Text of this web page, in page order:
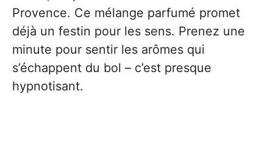
Provence. Ce mélange parfumé promet
déjà un festin pour les sens. Prenez une
minute pour sentir les arômes qui
s’échappent du bol – c’est presque
hypnotisant.